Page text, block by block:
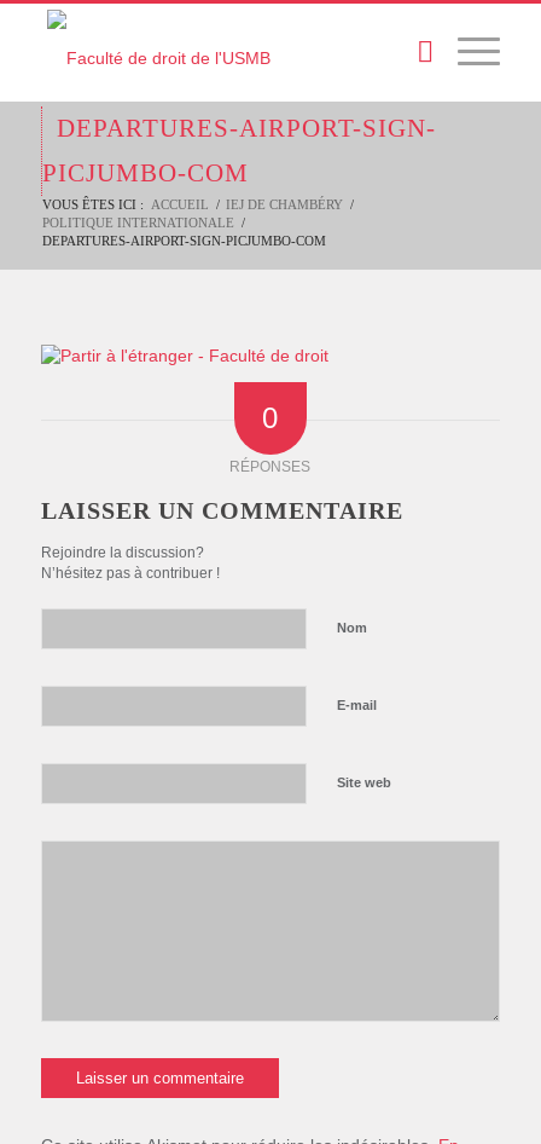
DEPARTURES-AIRPORT-SIGN-
PICJUMBO-COM
VOUS ÊTES ICI : ACCUEIL / IEJ DE CHAMBÉRY /
POLITIQUE INTERNATIONALE /
DEPARTURES-AIRPORT-SIGN-PICJUMBO-COM
0
RÉPONSES
LAISSER UN COMMENTAIRE
Rejoindre la discussion?
N’hésitez pas à contribuer !
Nom
E-mail
Site web